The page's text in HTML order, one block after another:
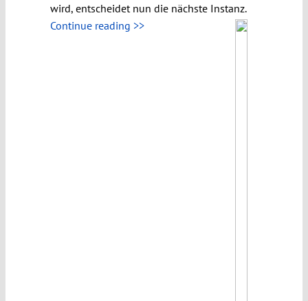
wird, entscheidet nun die nächste Instanz.
Continue reading >>